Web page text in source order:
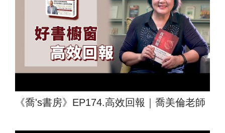
《喬's書房》EP174.高效回報｜喬美倫老師